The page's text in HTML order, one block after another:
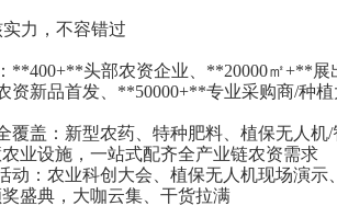
实力，不容错过
**400+**头部农资企业、**20000㎡+**展
资新品首发、**50000+**专业采购商/种
覆盖：新型农药、特种肥料、植保无人机/
业设施，一站式配齐全产业链农资需求
动：农业科创大会、植保无人机现场演示
盛典，大咖云集、干货拉满